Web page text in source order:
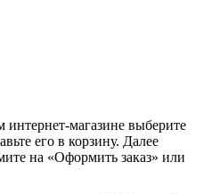
магазине выберите
его в корзину. Далее
на «Оформить заказ» или